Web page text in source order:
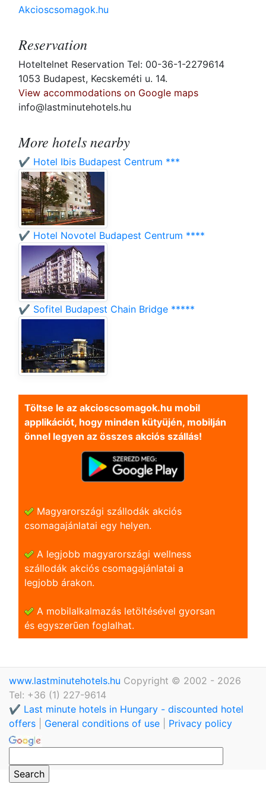
Akcioscsomagok.hu
Reservation
Hoteltelnet Reservation Tel: 00-36-1-2279614
1053 Budapest, Kecskeméti u. 14.
View accommodations on Google maps
info@lastminutehotels.hu
More hotels nearby
✔️ Hotel Ibis Budapest Centrum ***
✔️ Hotel Novotel Budapest Centrum ****
✔️ Sofitel Budapest Chain Bridge *****
Töltse le az akcioscsomagok.hu mobil
applikációt, hogy minden kütyüjén, mobilján
önnel legyen az összes akciós szállás!
Magyarországi szállodák akciós
csomagajánlatai egy helyen.
A legjobb magyarországi wellness
szállodák akciós csomagajánlatai a
legjobb árakon.
A mobilalkalmazás letöltésével gyorsan
és egyszerũen foglalhat.
www.lastminutehotels.hu Copyright © 2002 - 2026
Tel: +36 (1) 227-9614
✔️ Last minute hotels in Hungary - discounted hotel
offers
General conditions of use Privacy policy